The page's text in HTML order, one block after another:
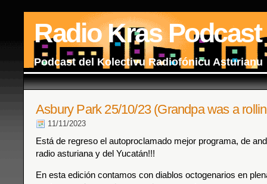
Radio Kras Podcast
Podcast del Kolectivu Radiofónicu Asturianu
Asbury Park 25/10/23 (Grandpa was a
11/11/2023
Está de regreso el autoproclamado mejor programa, de
radio asturiana y del Yucatán!!!
En esta edición contamos con diablos octogenarios en